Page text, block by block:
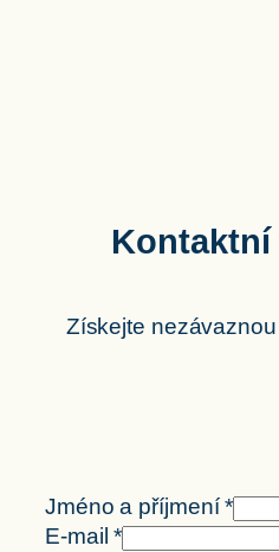
Získejte
Jméno a příjmení*
E-mail*